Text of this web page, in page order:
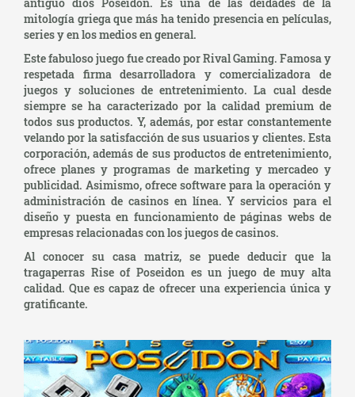
mitología griega que más ha tenido presencia en películas,
series y en los medios en general.
Este fabuloso juego fue creado por Rival Gaming. Famosa y
respetada firma desarrolladora y comercializadora de
juegos y soluciones de entretenimiento. La cual desde
siempre se ha caracterizado por la calidad premium de
todos sus productos. Y, además, por estar constantemente
velando por la satisfacción de sus usuarios y clientes. Esta
corporación, además de sus productos de entretenimiento,
ofrece planes y programas de marketing y mercadeo y
publicidad. Asimismo, ofrece software para la operación y
administración de casinos en línea. Y servicios para el
diseño y puesta en funcionamiento de páginas webs de
empresas relacionadas con los juegos de casinos.
Al conocer su casa matriz, se puede deducir que la
tragaperras Rise of Poseidon es un juego de muy alta
calidad. Que es capaz de ofrecer una experiencia única y
gratificante.